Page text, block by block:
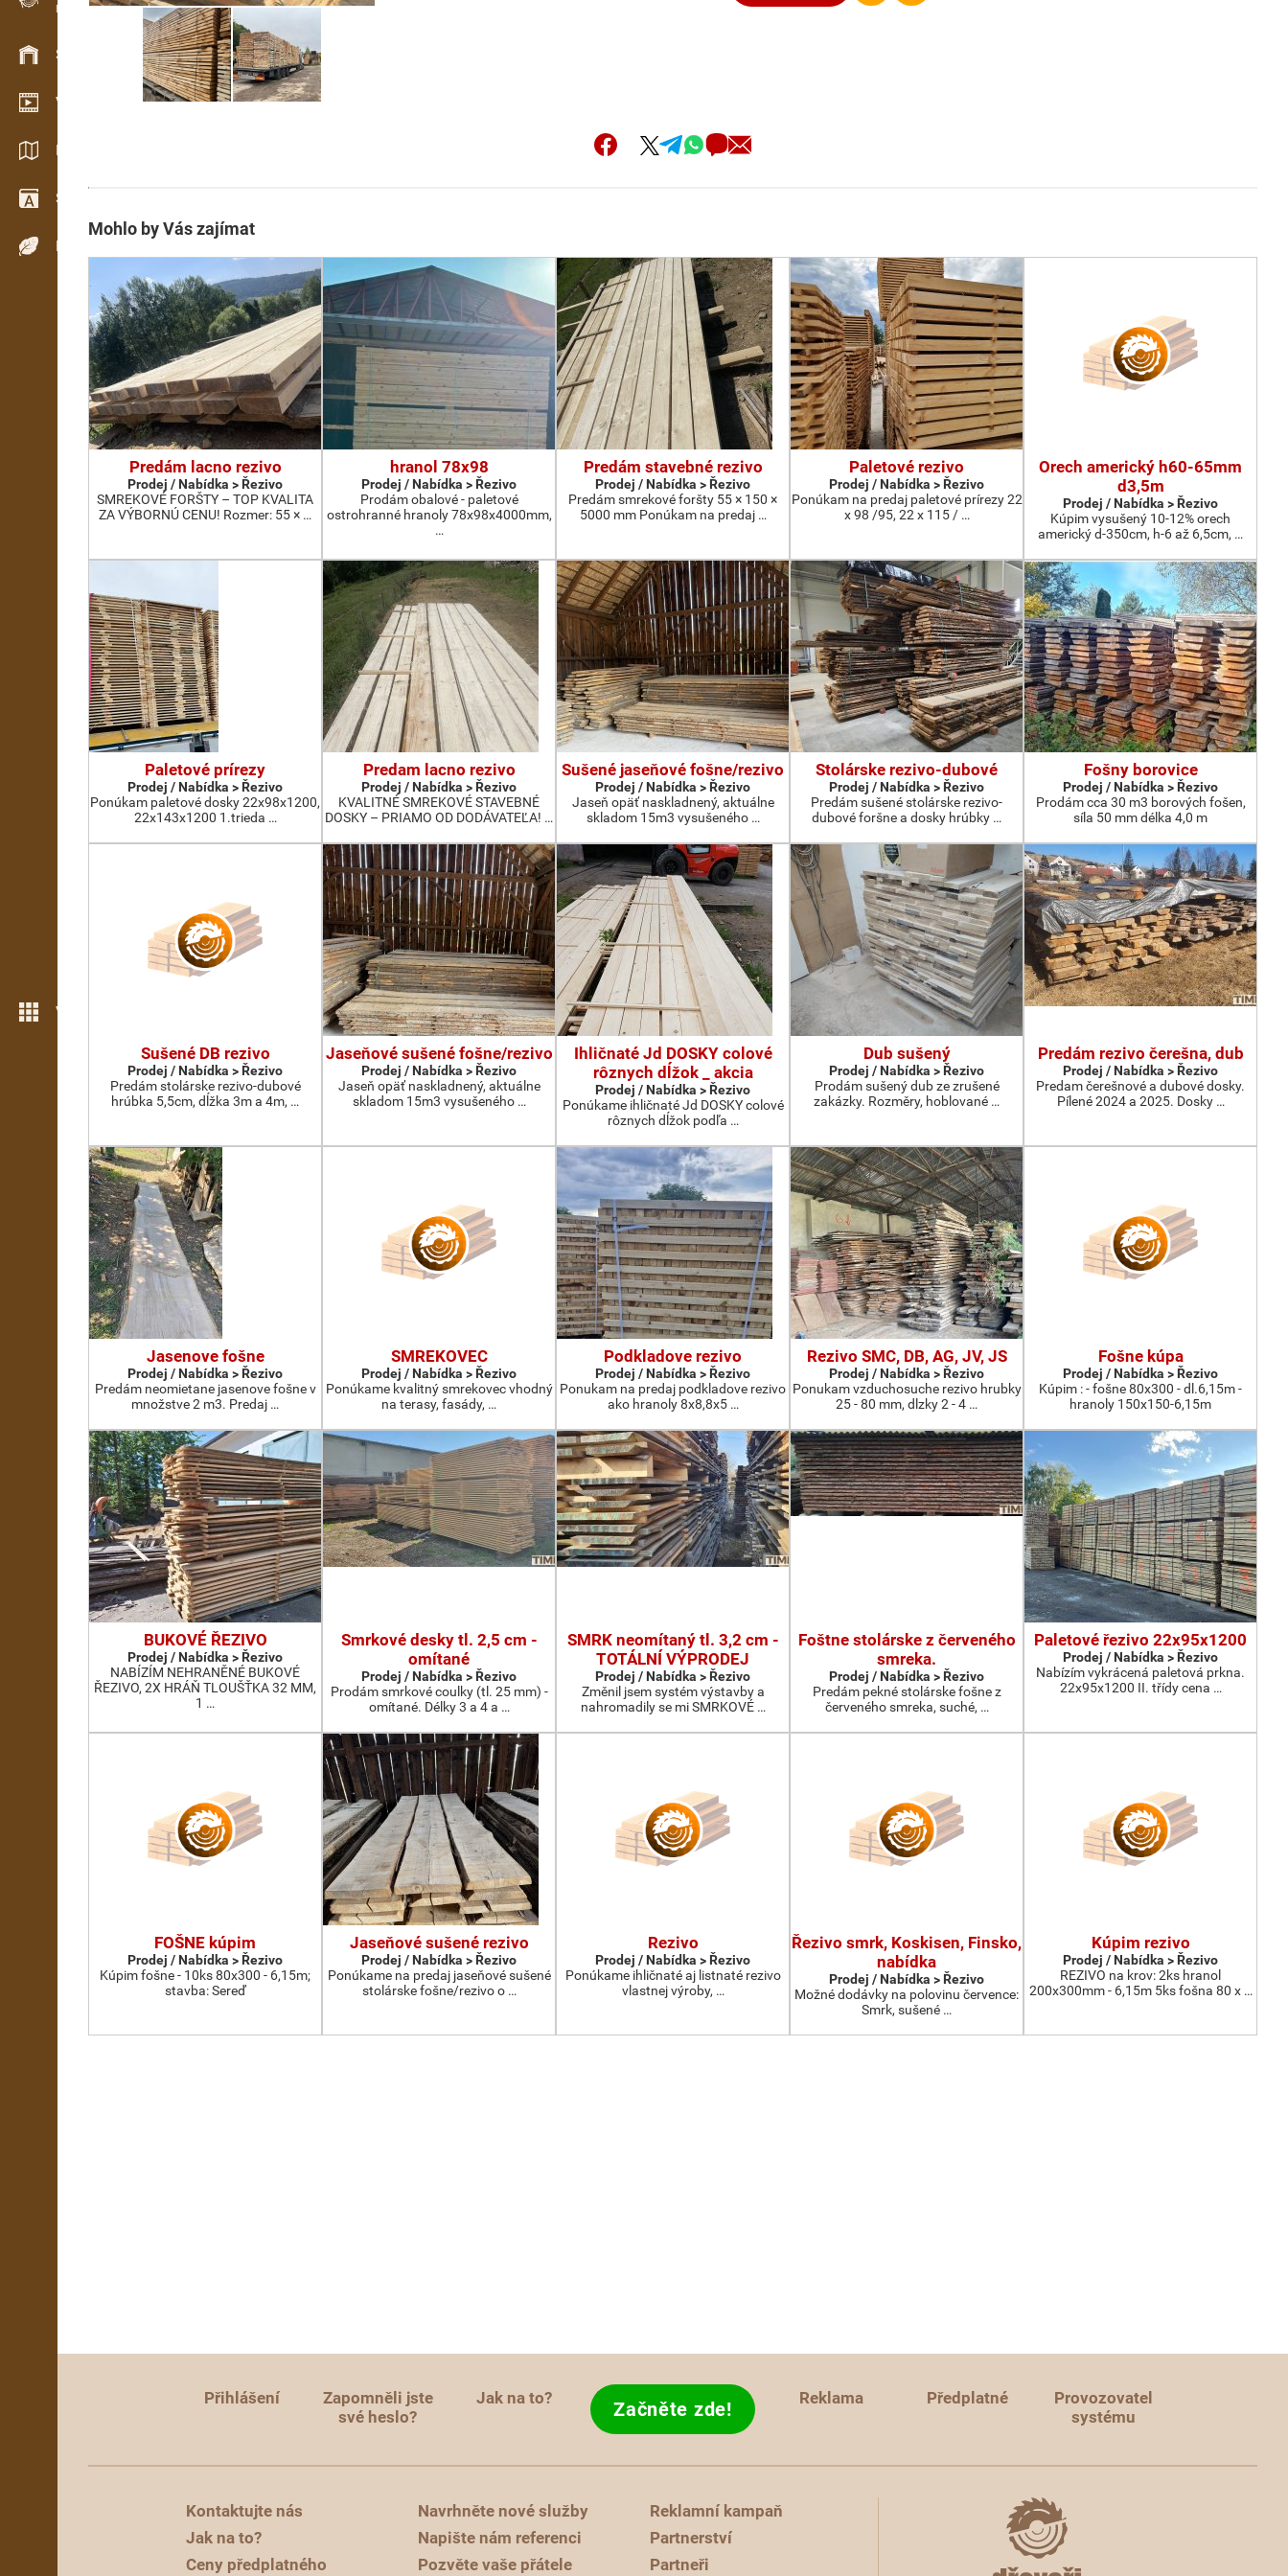
Evidence dřeva v terénu
Skladové hospodářství
Video showroom
Katalogy / Brožury
Slovník
Dřeviny
Více možností
Mohlo by Vás zajímat
Predám lacno rezivo
Prodej / Nabídka > Řezivo
SMREKOVÉ FORŠTY – TOP KVALITA
ZA VÝBORNÚ CENU! Rozmer: 55 × …
hranol 78x98
Prodej / Nabídka > Řezivo
Prodám obalové - paletové
ostrohranné hranoly 78x98x4000mm,
…
Predám stavebné rezivo
Prodej / Nabídka > Řezivo
Predám smrekové foršty 55 × 150 ×
5000 mm Ponúkam na predaj …
Paletové rezivo
Prodej / Nabídka > Řezivo
Ponúkam na predaj paletové prírezy 22
x 98 /95, 22 x 115 / …
Orech americký h60-65mm
d3,5m
Prodej / Nabídka > Řezivo
Kúpim vysušený 10-12% orech
americký d-350cm, h-6 až 6,5cm, …
Paletové prírezy
Prodej / Nabídka > Řezivo
Ponúkam paletové dosky 22x98x1200,
22x143x1200 1.trieda …
Predam lacno rezivo
Prodej / Nabídka > Řezivo
KVALITNÉ SMREKOVÉ STAVEBNÉ
DOSKY – PRIAMO OD DODÁVATEĽA! …
Sušené jaseňové fošne/rezivo
Prodej / Nabídka > Řezivo
Jaseň opäť naskladnený, aktuálne
skladom 15m3 vysušeného …
Stolárske rezivo-dubové
Prodej / Nabídka > Řezivo
Predám sušené stolárske rezivo-
dubové foršne a dosky hrúbky …
Fošny borovice
Prodej / Nabídka > Řezivo
Prodám cca 30 m3 borových fošen,
síla 50 mm délka 4,0 m
Sušené DB rezivo
Prodej / Nabídka > Řezivo
Predám stolárske rezivo-dubové
hrúbka 5,5cm, dĺžka 3m a 4m, …
Jaseňové sušené fošne/rezivo
Prodej / Nabídka > Řezivo
Jaseň opäť naskladnený, aktuálne
skladom 15m3 vysušeného …
Ihličnaté Jd DOSKY colové
rôznych dĺžok _ akcia
Prodej / Nabídka > Řezivo
Ponúkame ihličnaté Jd DOSKY colové
rôznych dĺžok podľa …
Dub sušený
Prodej / Nabídka > Řezivo
Prodám sušený dub ze zrušené
zakázky. Rozměry, hoblované …
Predám rezivo čerešna, dub
Prodej / Nabídka > Řezivo
Predam čerešnové a dubové dosky.
Pílené 2024 a 2025. Dosky …
Jasenove fošne
Prodej / Nabídka > Řezivo
Predám neomietane jasenove fošne v
množstve 2 m3. Predaj …
SMREKOVEC
Prodej / Nabídka > Řezivo
Ponúkame kvalitný smrekovec vhodný
na terasy, fasády, …
Podkladove rezivo
Prodej / Nabídka > Řezivo
Ponukam na predaj podkladove rezivo
ako hranoly 8x8,8x5 …
Rezivo SMC, DB, AG, JV, JS
Prodej / Nabídka > Řezivo
Ponukam vzduchosuche rezivo hrubky
25 - 80 mm, dlzky 2 - 4 …
Fošne kúpa
Prodej / Nabídka > Řezivo
Kúpim : - fošne 80x300 - dl.6,15m -
hranoly 150x150-6,15m
BUKOVÉ ŘEZIVO
Prodej / Nabídka > Řezivo
NABÍZÍM NEHRANĚNÉ BUKOVÉ
ŘEZIVO, 2X HRÁŇ TLOUŠŤKA 32 MM,
1 …
Smrkové desky tl. 2,5 cm -
omítané
Prodej / Nabídka > Řezivo
Prodám smrkové coulky (tl. 25 mm) -
omítané. Délky 3 a 4 a …
SMRK neomítaný tl. 3,2 cm -
TOTÁLNÍ VÝPRODEJ
Prodej / Nabídka > Řezivo
Změnil jsem systém výstavby a
nahromadily se mi SMRKOVÉ …
Foštne stolárske z červeného
smreka.
Prodej / Nabídka > Řezivo
Predám pekné stolárske fošne z
červeného smreka, suché, …
Paletové řezivo 22x95x1200
Prodej / Nabídka > Řezivo
Nabízím vykrácená paletová prkna.
22x95x1200 II. třídy cena …
FOŠNE kúpim
Prodej / Nabídka > Řezivo
Kúpim fošne - 10ks 80x300 - 6,15m;
stavba: Sereď
Jaseňové sušené rezivo
Prodej / Nabídka > Řezivo
Ponúkame na predaj jaseňové sušené
stolárske fošne/rezivo o …
Rezivo
Prodej / Nabídka > Řezivo
Ponúkame ihličnaté aj listnaté rezivo
vlastnej výroby, …
Řezivo smrk, Koskisen, Finsko,
nabídka
Prodej / Nabídka > Řezivo
Možné dodávky na polovinu července:
Smrk, sušené …
Kúpim rezivo
Prodej / Nabídka > Řezivo
REZIVO na krov: 2ks hranol
200x300mm - 6,15m 5ks fošna 80 x …
Přihlášení
Zapomněli jste
své heslo?
Jak na to? Začněte zde! Reklama Předplatné
Provozovatel
systému
Kontaktujte nás
Jak na to?
Ceny předplatného
Navrhněte nové služby
Napište nám referenci
Pozvěte vaše přátele
Reklamní kampaň
Partnerství
Partneři